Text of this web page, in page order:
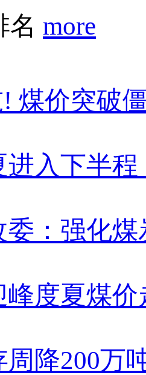
名 more
煤价突破
进入下半
委：强化
峰度夏煤价
降200万